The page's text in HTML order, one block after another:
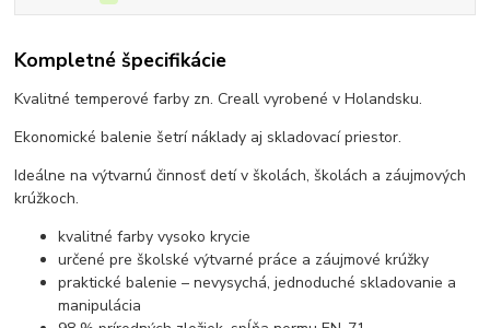
Kompletné špecifikácie
Kvalitné temperové farby zn. Creall vyrobené v Holandsku.
Ekonomické balenie šetrí náklady aj skladovací priestor.
Ideálne na výtvarnú činnosť detí v školách, školách a záujmových
krúžkoch.
kvalitné farby vysoko krycie
určené pre školské výtvarné práce a záujmové krúžky
praktické balenie – nevysychá, jednoduché skladovanie a
manipulácia